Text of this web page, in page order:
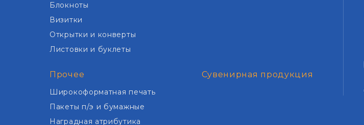
Блокноты
Визитки
Открытки и конверты
Листовки и буклеты
Прочее
Широкоформатная печать
Пакеты п/э и бумажные
Наградная атрибутика
Сувенирная продукция